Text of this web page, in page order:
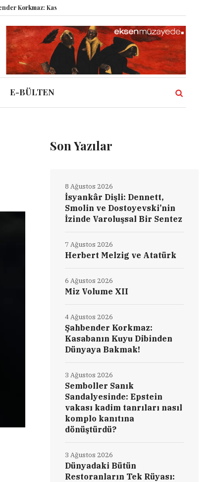
Kasabanın Kuyu Dibinden Dünyaya Bakmak!
E-BÜLTEN
Son Yazılar
İsyankâr Dişli: Dennett,
Smolin ve Dostoyevski’nin
İzinde Varoluşsal Bir Sentez
8 Ağustos 2026
Herbert Melzig ve Atatürk
7 Ağustos 2026
Miz Volume XII
6 Ağustos 2026
Şahbender Korkmaz:
Kasabanın Kuyu Dibinden
Dünyaya Bakmak!
4 Ağustos 2026
Semboller Sanık
Sandalyesinde: Epstein
vakası kadim tanrıları nasıl
komplo kanıtına
dönüştürdü?
3 Ağustos 2026
Dünyadaki Bütün
Restoranların Tek Rüyası:
3 Ağustos 2026